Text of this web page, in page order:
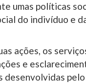
umas políticas
do indivíduo e
ações, os
e
desenvolvidas